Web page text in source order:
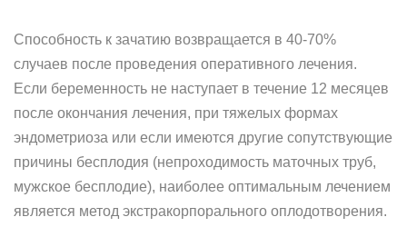
Способность к зачатию возвращается в 40-70%
случаев после проведения оперативного лечения.
Если беременность не наступает в течение 12 месяцев
после окончания лечения, при тяжелых формах
эндометриоза или если имеются другие сопутствующие
причины бесплодия (непроходимость маточных труб,
мужское бесплодие), наиболее оптимальным лечением
является метод экстракорпорального оплодотворения.